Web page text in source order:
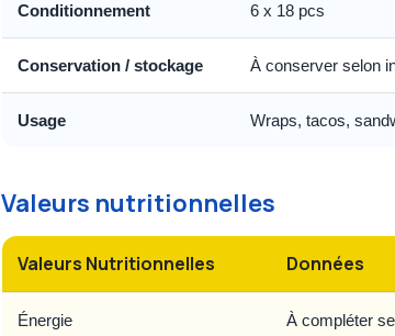
Conditionnement 6 x 18 pcs
Conservation / stockage À conserver selon
Usage Wraps, tacos,
Valeurs nutritionnelles
Valeurs Nutritionnelles Données
Énergie À compléter